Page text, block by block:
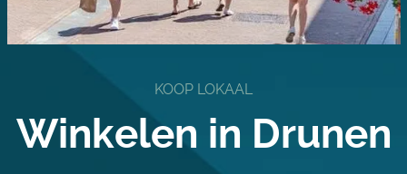
KOOP LOKAAL
Winkelen in Drunen